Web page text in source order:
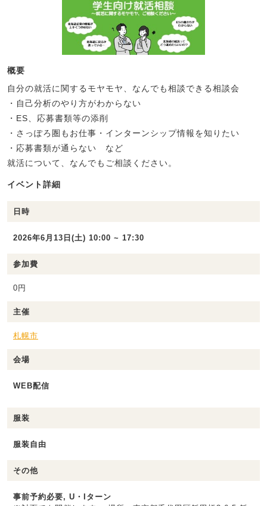
概要
自分の就活に関するモヤモヤ、なんでも相談できる相談会
・自己分析のやり方がわからない
・ES、応募書類等の添削
・さっぽろ圏もお仕事・インターンシップ情報を知りたい
・応募書類が通らない など
就活について、なんでもご相談ください。
イベント詳細
日時
2026年6月13日(土) 10:00 ~ 17:30
参加費
0円
主催
札幌市
会場
WEB配信
服装
服装自由
その他
事前予約必要, U・Iターン